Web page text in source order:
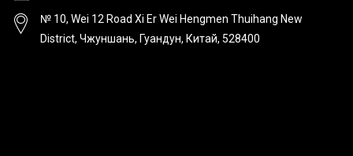
№ 10, Wei 12 Road Xi Er Wei Hengmen Thuihang New
District, Чжуншань, Гуандун, Китай, 528400